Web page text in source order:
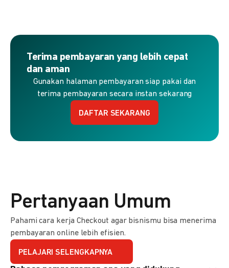
Terima pembayaran yang lebih cepat
dan aman
Gunakan halaman pembayaran siap pakai dan
terima pembayaran secara instan sekarang
DAFTAR SEKARANG
Pertanyaan Umum
Pahami cara kerja Checkout agar bisnismu bisa menerima
pembayaran online lebih efisien.
PELAJARI SELENGKAPNYA